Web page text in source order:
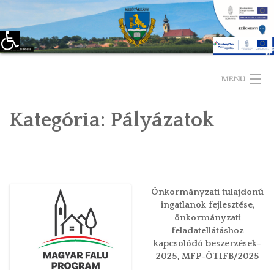
Eszköztár megnyitása
MENU
KEZDŐLAP
KAPCSOLAT
ÖNKORMÁNYZAT
KÉPVISELŐ-TESTÜLET
Kategória: Pályázatok
Önkormányzati tulajdonú
ingatlanok fejlesztése,
önkormányzati
feladatellátáshoz
kapcsolódó beszerzések-
2025, MFP-ÖTIFB/2025